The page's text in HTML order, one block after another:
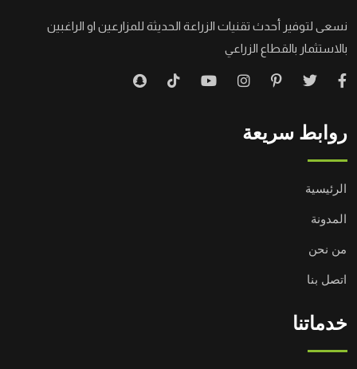
نسعى لتوفير أحدث تقنيات الزراعة الحديثة للمزارعين او الراغبين
بالاستثمار بالقطاع الزراعي
روابط سريعة
الرئيسية
المدونة
من نحن
اتصل بنا
خدماتنا